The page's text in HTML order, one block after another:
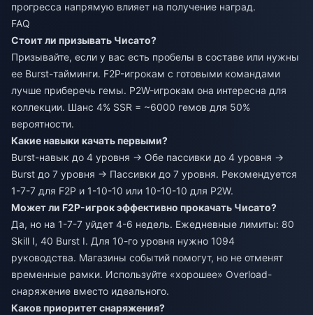
прогресса напрямую влияет на получение наград.
FAQ
Стоит ли призывать Чисато?
Призывайте, если у вас есть пробелы в составе или нужны
ее Burst-тайминги. F2P-игрокам с готовыми командами
лучше приберечь гемы. P2W-игрокам она интересна для
коллекции. Шанс 4% SSR = ~6000 гемов для 50%
вероятности.
Какие навыки качать первыми?
Burst-навык до 4 уровня → Обе пассивки до 4 уровня →
Burst до 7 уровня → Пассивки до 7 уровня. Рекомендуется
1-7-7 для F2P и 1-10-10 или 10-10-10 для P2W.
Может ли F2P-игрок эффективно прокачать Чисато?
Да, но на 1-7-7 уйдет 4-6 недель. Ежедневные лимиты: 80
Skill I, 40 Burst I. Для 10-го уровня нужно 1094
руководства. Магазины событий помогут, но не отменят
временные рамки. Используйте «хорошее» Overload-
снаряжение вместо идеального.
Каков приоритет снаряжения?